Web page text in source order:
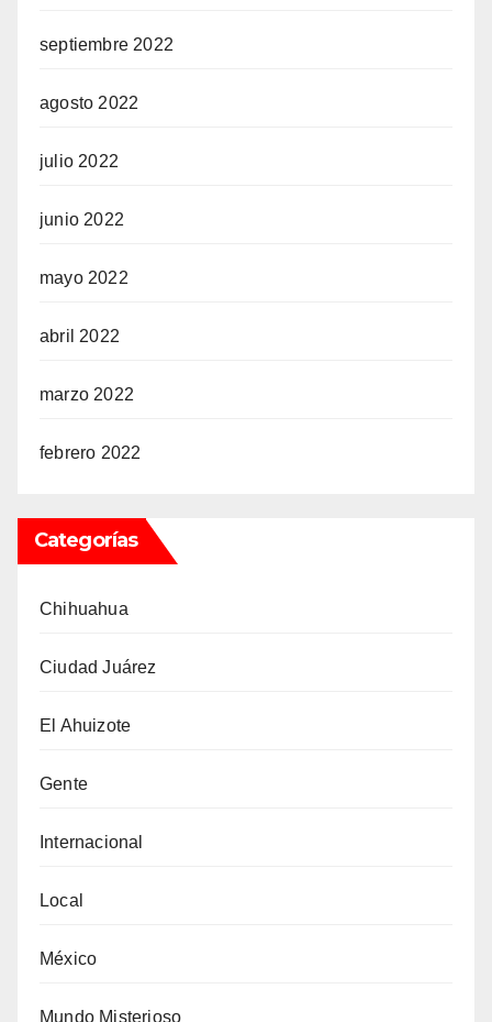
septiembre 2022
agosto 2022
julio 2022
junio 2022
mayo 2022
abril 2022
marzo 2022
febrero 2022
Categorías
Chihuahua
Ciudad Juárez
El Ahuizote
Gente
Internacional
Local
México
Mundo Misterioso